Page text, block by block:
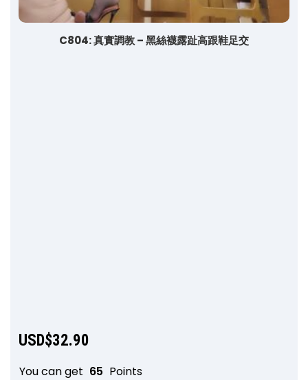
C804: 真實調教 – 黑絲襪露趾高跟鞋足交
USD$32.90
You can get 65 Points